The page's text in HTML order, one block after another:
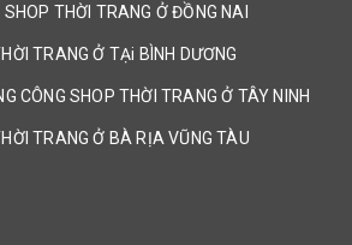
THỜI TRANG Ở ĐỒNG NAI
TRANG Ở TẠi BÌNH DƯƠNG
CÔNG SHOP THỜI TRANG Ở TÂY NINH
TRANG Ở BÀ RỊA VŨNG TÀU